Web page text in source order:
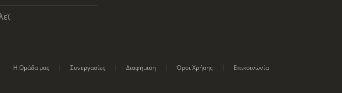
Η Ομάδα μας Συνεργασίες Διαφήμιση Όροι Χρήσης Επικοινωνία